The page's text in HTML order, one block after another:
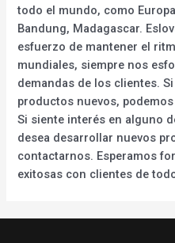
todo el mundo, como
Bandung, Madagascar.
esfuerzo de mantener el
mundiales, siempre nos
demandas de los clientes.
productos nuevos,
Si siente interés en alguno
desea desarrollar nuevos
contactarnos. Esperamos
exitosas con clientes de